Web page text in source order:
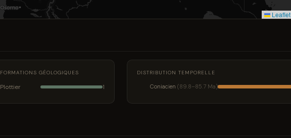
Leaflet
FORMATIONS GÉOLOGIQUES
Plottier 1
DISTRIBUTION TEMPORELLE
Coniacien (89.8–85.7 Ma)